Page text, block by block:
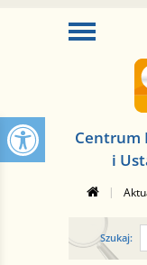
Centrum
i
|
Szukaj: